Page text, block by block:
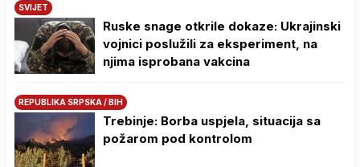
SVIJET
Ruske snage otkrile dokaze: Ukrajinski
vojnici poslužili za eksperiment, na
njima isprobana vakcina
REPUBLIKA SRPSKA / BIH
Trebinje: Borba uspjela, situacija sa
požarom pod kontrolom